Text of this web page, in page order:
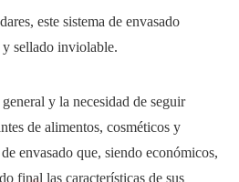
este sistema de envasado
sellado inviolable.
y la necesidad de seguir
de alimentos, cosméticos y
envasado que, siendo económicos,
final las características de sus